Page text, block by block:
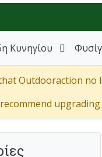
Κυνηγίου
Outdooraction